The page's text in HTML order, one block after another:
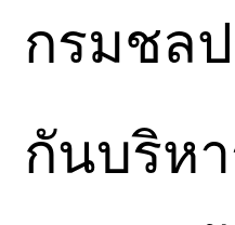
กรมชล
กันบริห